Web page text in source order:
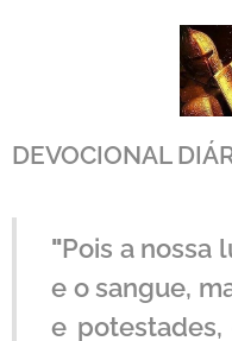
DEVOCIONAL
"Pois a nossa
e o sangue,
e potestades,